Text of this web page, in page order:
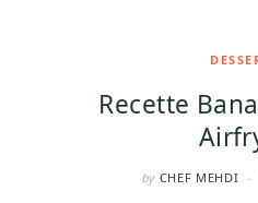
Recette
by CHEF MEHDI